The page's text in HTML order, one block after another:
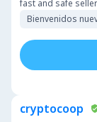
fast and safe
Bienvenidos
cryptocoop